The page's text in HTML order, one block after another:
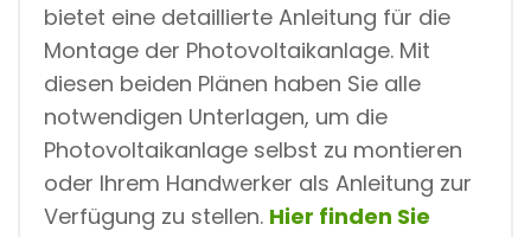
bietet eine detaillierte Anleitung für die
Montage der Photovoltaikanlage. Mit
diesen beiden Plänen haben Sie alle
notwendigen Unterlagen, um die
Photovoltaikanlage selbst zu montieren
oder Ihrem Handwerker als Anleitung zur
Verfügung zu stellen. Hier finden Sie